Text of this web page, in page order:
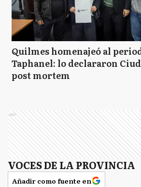
Quilmes homenajeó al
Taphanel: lo declararon
post mortem
Ads
VOCES DE LA PROVINCIA
Añadir como fuente en